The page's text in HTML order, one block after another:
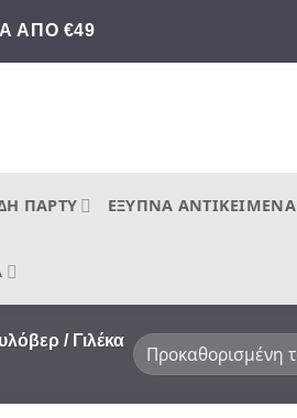
ΑΠΟ €49
ΠΆΡΤΥ ΈΞΥΠΝΑ ΑΝΤΙΚΕΊΜΕΝΑ
/ Γιλέκα